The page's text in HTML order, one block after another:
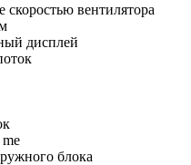
скоростью вентилятора
дисплей
блока